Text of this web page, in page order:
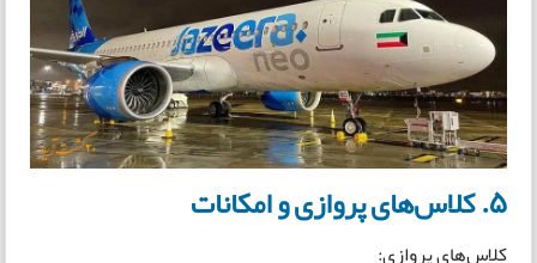
5. کلاس‌های پروازی و امکانات
کلاس‌های پروازی: